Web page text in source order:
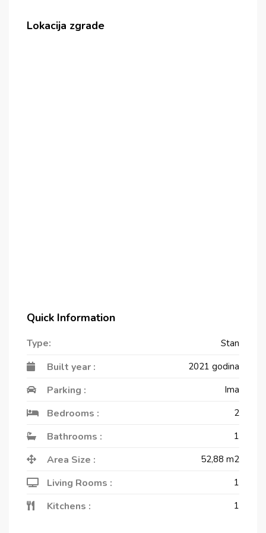
Lokacija zgrade
Quick Information
Type: Stan
Built year : 2021 godina
Parking : Ima
Bedrooms : 2
Bathrooms : 1
Area Size : 52,88 m2
Living Rooms : 1
Kitchens : 1